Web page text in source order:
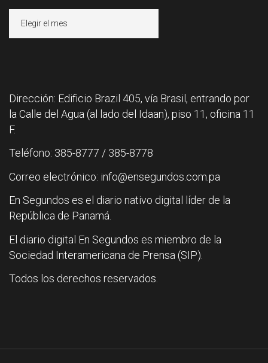
Dirección: Edificio Brazil 405, vía Brasil, entrando por
la Calle del Agua (al lado del Idaan), piso 11, oficina 11
F.
Teléfono: 385-8777 / 385-8778
Correo electrónico: info@ensegundos.com.pa
En Segundos es el diario nativo digital líder de la
República de Panamá.
El diario digital En Segundos es miembro de la
Sociedad Interamericana de Prensa (SIP).
Todos los derechos reservados.